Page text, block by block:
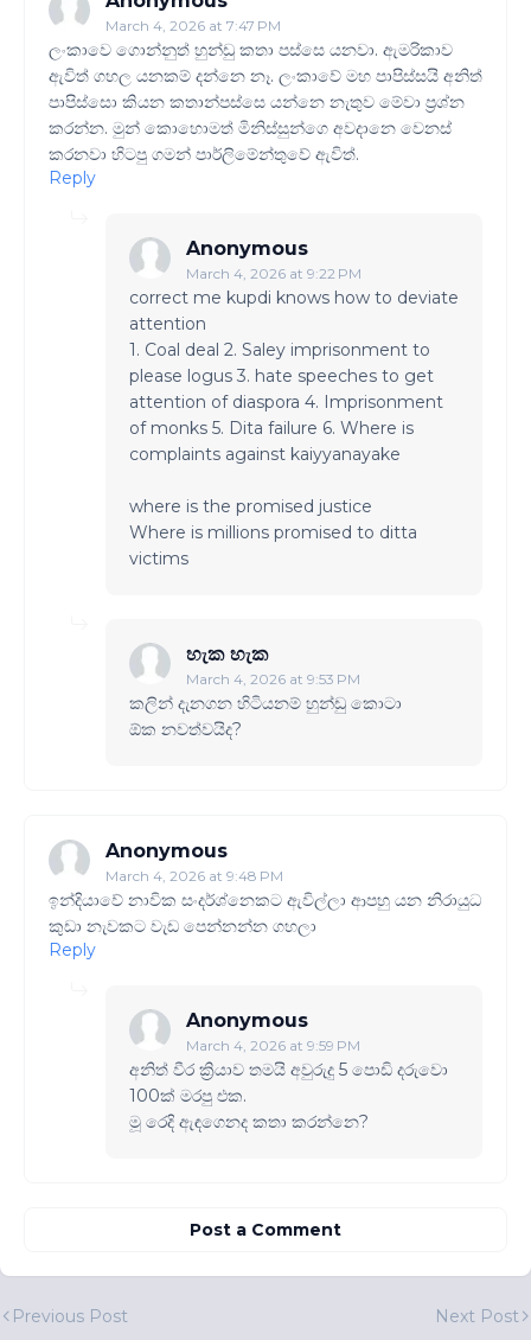
March 4, 2026 at 7:47 PM
ලංකාවෙ ගොන්නුත් හුන්ඩු කතා පස්සෙ යනවා. ඇමරිකාව
ඇවිත් ගහල යනකම් දන්නෙ නෑ. ලංකාවේ මහ පාපිස්සයි අනිත්
පාපිස්සො කියන කතාන්පස්සෙ යන්නෙ නැතුව මේවා ප්‍රශ්න
කරන්න. මුන් කොහොමත් මිනිස්සුන්ගෙ අවදානෙ වෙනස්
කරනවා හිටපු ගමන් පාර්ලිමේන්තුවේ ඇවිත්.
Reply
Anonymous
March 4, 2026 at 9:22 PM
correct me kupdi knows how to deviate
attention
1. Coal deal 2. Saley imprisonment to
please logus 3. hate speeches to get
attention of diaspora 4. Imprisonment
of monks 5. Dita failure 6. Where is
complaints against kaiyyanayake
where is the promised justice
Where is millions promised to ditta
victims
හැක හැක
March 4, 2026 at 9:53 PM
කලින් දැනගන හිටියනම් හුන්ඩු කොටා
ඕක නවත්වයිද?
Anonymous
March 4, 2026 at 9:48 PM
ඉන්දියාවේ නාවික සංදර්ශ්නෙකට ඇවිල්ලා ආපහු යන නිරායුධ
කුඩා නැවකට වැඩ පෙන්නන්න ගහලා
Reply
Anonymous
March 4, 2026 at 9:59 PM
අනිත් වීර ක්‍රියාව තමයි අවුරුදු 5 පොඩි දරුවො
100ක් මරපු එක.
මූ රෙදි ඇඳගෙනද කතා කරන්නෙ?
Post a Comment
Previous Post Next Post